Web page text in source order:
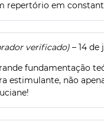
repertório em
verificado) – 14 de
fundamentação
estimulante, não